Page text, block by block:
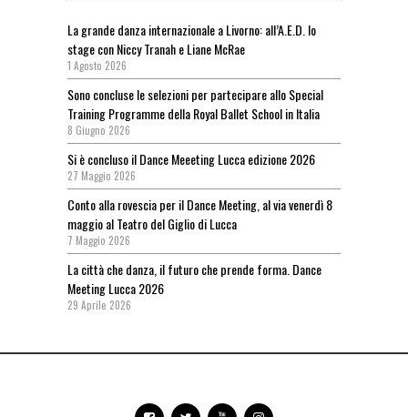
La grande danza internazionale a Livorno: all’A.E.D. lo
stage con Niccy Tranah e Liane McRae
1 Agosto 2026
Sono concluse le selezioni per partecipare allo Special
Training Programme della Royal Ballet School in Italia
8 Giugno 2026
Si è concluso il Dance Meeeting Lucca edizione 2026
27 Maggio 2026
Conto alla rovescia per il Dance Meeting, al via venerdì 8
maggio al Teatro del Giglio di Lucca
7 Maggio 2026
La città che danza, il futuro che prende forma. Dance
Meeting Lucca 2026
29 Aprile 2026